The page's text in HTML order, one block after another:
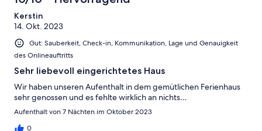
Kerstin
14. Okt. 2023
Gut: Sauberkeit, Check-in, Kommunikation, Lage und Genauigkeit
des Onlineauftritts
Sehr liebevoll eingerichtetes Haus
Wir haben unseren Aufenthalt in dem gemütlichen Ferienhaus
sehr genossen und es fehlte wirklich an nichts…
Aufenthalt von 7 Nächten im Oktober 2023
0